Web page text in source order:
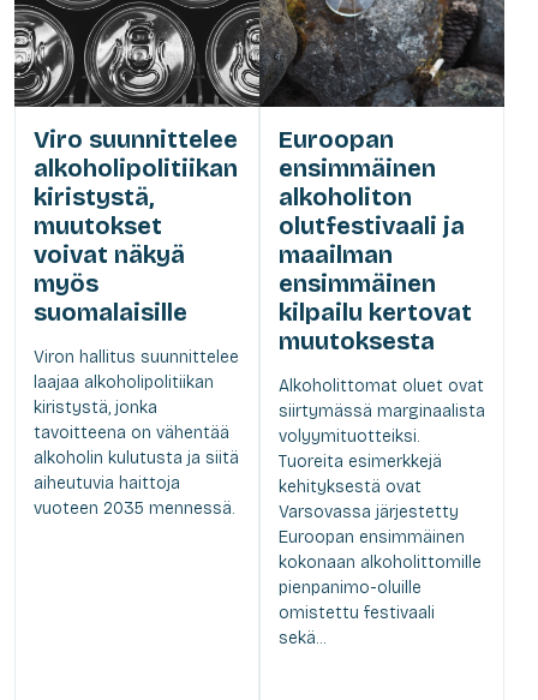
Viro suunnittelee
alkoholipolitiikan
kiristystä,
muutokset
voivat näkyä
myös
suomalaisille
Viron hallitus suunnittelee
laajaa alkoholipolitiikan
kiristystä, jonka
tavoitteena on vähentää
alkoholin kulutusta ja siitä
aiheutuvia haittoja
vuoteen 2035 mennessä.
Euroopan
ensimmäinen
alkoholiton
olutfestivaali ja
maailman
ensimmäinen
kilpailu kertovat
muutoksesta
Alkoholittomat oluet ovat
siirtymässä marginaalista
volyymituotteiksi.
Tuoreita esimerkkejä
kehityksestä ovat
Varsovassa järjestetty
Euroopan ensimmäinen
kokonaan alkoholittomille
pienpanimo-oluille
omistettu festivaali
sekä...